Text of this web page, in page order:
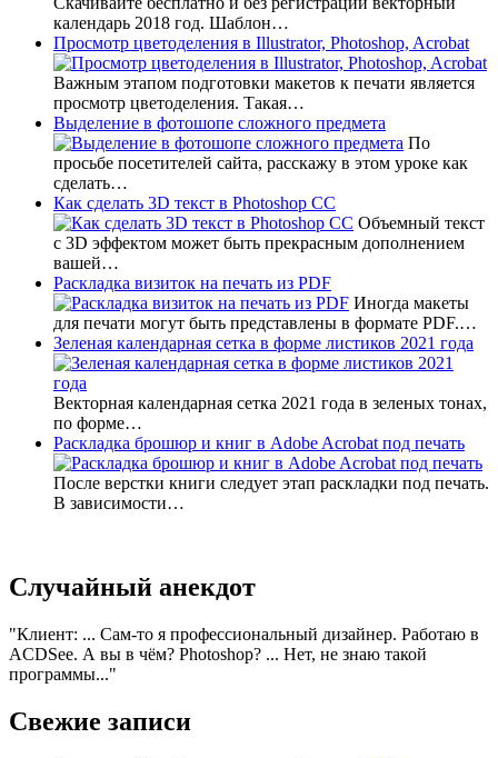
календарь 2018 год. Шаблон…
Просмотр цветоделения в Illustrator, Photoshop, Acrobat
Важным этапом подготовки макетов к печати является
просмотр цветоделения. Такая…
Выделение в фотошопе сложного предмета
По
просьбе посетителей сайта, расскажу в этом уроке как
сделать…
Как сделать 3D текст в Photoshop CC
Объемный текст
с 3D эффектом может быть прекрасным дополнением
вашей…
Раскладка визиток на печать из PDF
Иногда макеты
для печати могут быть представлены в формате PDF.…
Зеленая календарная сетка в форме листиков 2021 года
Векторная календарная сетка 2021 года в зеленых тонах,
по форме…
Раскладка брошюр и книг в Adobe Acrobat под печать
После верстки книги следует этап раскладки под печать.
В зависимости…
Случайный анекдот
Клиент: ... Сам-то я профессиональный дизайнер. Работаю в
ACDSee. А вы в чём? Photoshop? ... Нет, не знаю такой
программы...
Свежие записи